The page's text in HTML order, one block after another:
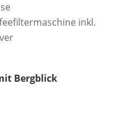
inkl.
Bergblick